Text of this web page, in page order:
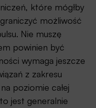
które mógłby
możliwość
Nie muszę
powinien być
wymaga jeszcze
z zakresu
poziomie całej
jest generalnie